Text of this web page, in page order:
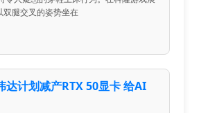
双腿交叉的姿势坐在
达计划减产RTX 50显卡 给AI